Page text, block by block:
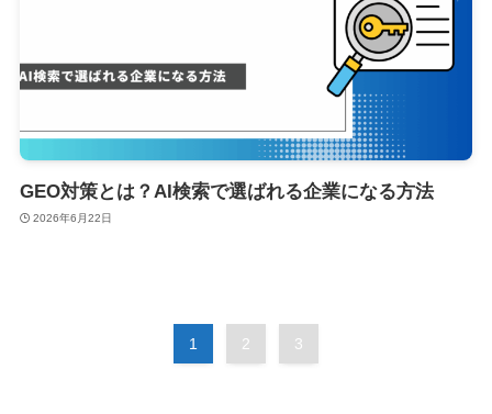
GEO対策とは？AI検索で選ばれる企業になる方法
2026年6月22日
1 2 3